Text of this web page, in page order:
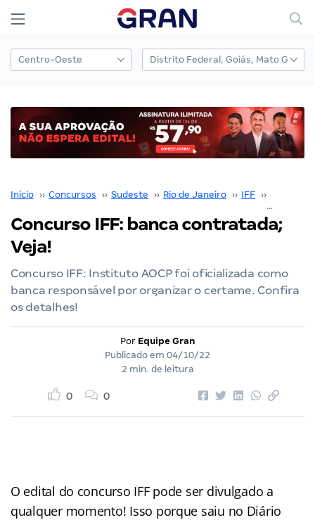
Início ›› Concursos ›› Sudeste ›› Rio de Janeiro ›› IFF ››
Concurso IFF: banca contratada;
Veja!
Concurso IFF: Instituto AOCP foi oficializada como
banca responsável por organizar o certame. Confira
os detalhes!
Por Equipe Gran
Publicado em 04/10/22
2 min. de leitura
0 0
O edital do concurso IFF pode ser divulgado a
qualquer momento! Isso porque saiu no Diário